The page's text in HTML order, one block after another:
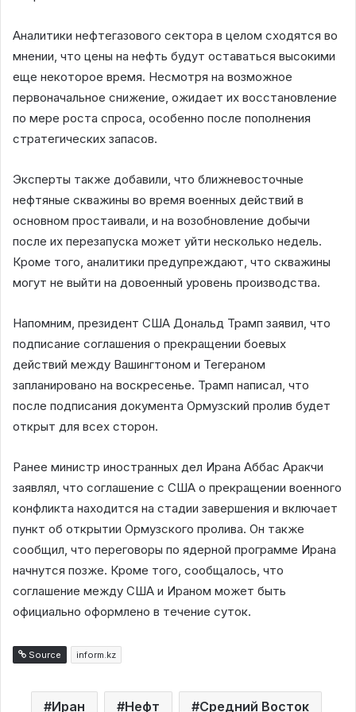
Аналитики нефтегазового сектора в целом сходятся во
мнении, что цены на нефть будут оставаться высокими
еще некоторое время. Несмотря на возможное
первоначальное снижение, ожидает их восстановление
по мере роста спроса, особенно после пополнения
стратегических запасов.
Эксперты также добавили, что ближневосточные
нефтяные скважины во время военных действий в
основном простаивали, и на возобновление добычи
после их перезапуска может уйти несколько недель.
Кроме того, аналитики предупреждают, что скважины
могут не выйти на довоенный уровень производства.
Напомним, президент США Дональд Трамп заявил, что
подписание соглашения о прекращении боевых
действий между Вашингтоном и Тегераном
запланировано на воскресенье. Трамп написал, что
после подписания документа Ормузский пролив будет
открыт для всех сторон.
Ранее министр иностранных дел Ирана Аббас Аракчи
заявлял, что соглашение с США о прекращении военного
конфликта находится на стадии завершения и включает
пункт об открытии Ормузского пролива. Он также
сообщил, что переговоры по ядерной программе Ирана
начнутся позже. Кроме того, сообщалось, что
соглашение между США и Ираном может быть
официально оформлено в течение суток.
Source inform.kz
Иран Нефт Средний Восток